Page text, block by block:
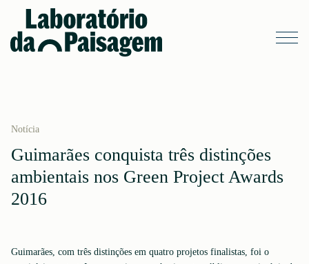
Notícia
Guimarães conquista três distinções
ambientais nos Green Project Awards
2016
Guimarães, com três distinções em quatro projetos finalistas, foi o